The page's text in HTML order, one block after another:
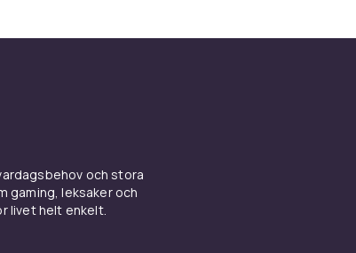
5G
skalskydd eller robusta stötdämpande modeller.
av härdat glas för fullt skydd. Se hela
tillbehör hos CDON.
och stora
gaming, leksaker och
livet helt enkelt.